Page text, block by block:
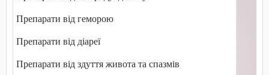
Препарати від геморою
Препарати від діареї
Препарати від здуття живота та спазмів